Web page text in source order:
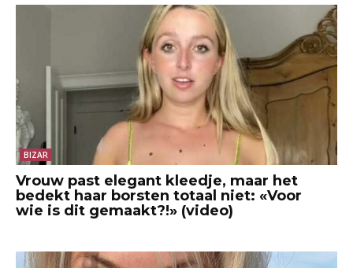
BIZAR
Vrouw past elegant kleedje, maar het
bedekt haar borsten totaal niet: «Voor
wie is dit gemaakt?!» (video)